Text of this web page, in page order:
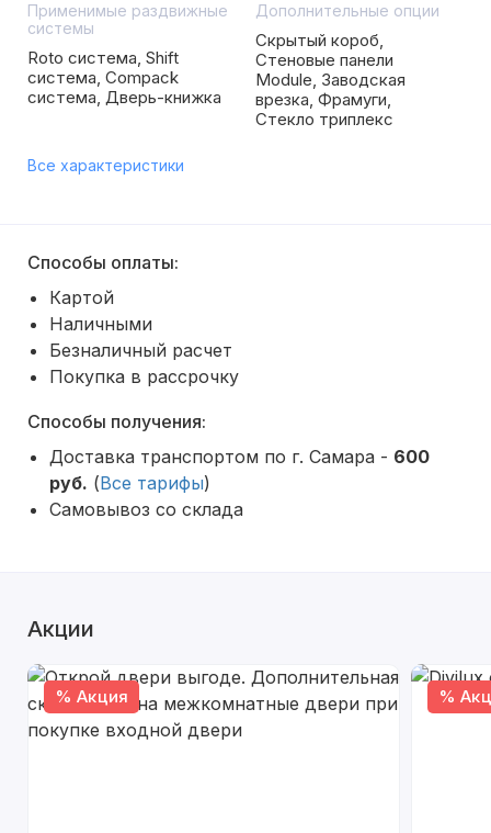
Применимые раздвижные
системы
Roto система, Shift
система, Compack
система, Дверь-книжка
Дополнительные опции
Скрытый короб,
Стеновые панели
Module, Заводская
врезка, Фрамуги,
Стекло триплекс
Все характеристики
Способы оплаты:
Картой
Наличными
Безналичный расчет
Покупка в рассрочку
Способы получения:
Доставка транспортом по г. Самара - 600
руб. (Все тарифы)
Самовывоз со склада
Акции
% Акция %